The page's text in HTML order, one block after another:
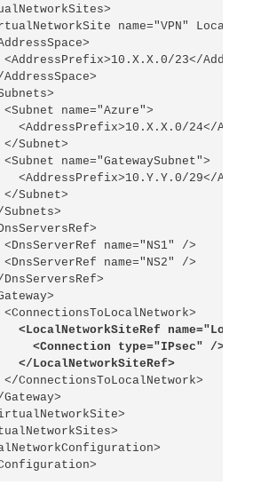
name="VPN"
23</
name="Azure">
24</
name="GatewaySubnet">
29</
name="NS1" />
name="NS2" />
type="IPsec" />